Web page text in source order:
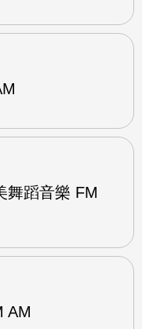
舞蹈音樂 FM
AM